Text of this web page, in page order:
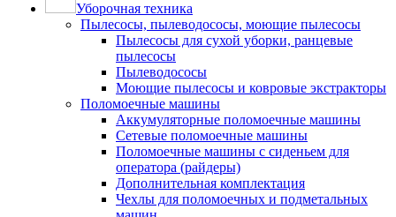
Уборочная техника
Пылесосы, пылеводососы, моющие пылесосы
Пылесосы для сухой уборки, ранцевые
пылесосы
Пылеводососы
Моющие пылесосы и ковровые экстракторы
Поломоечные машины
Аккумуляторные поломоечные машины
Сетевые поломоечные машины
Поломоечные машины с сиденьем для
оператора (райдеры)
Дополнительная комплектация
Чехлы для поломоечных и подметальных